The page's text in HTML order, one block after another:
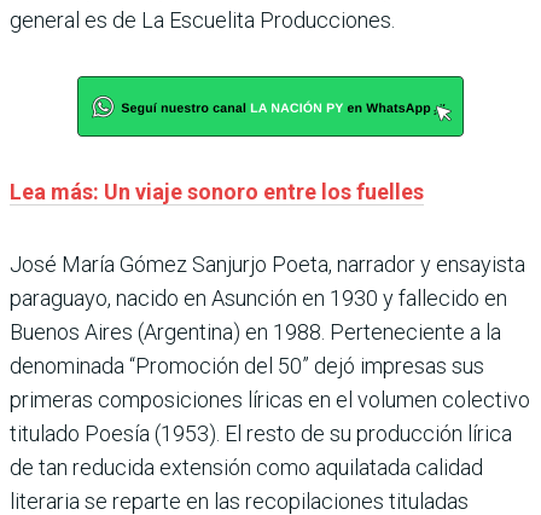
general es de La Escuelita Producciones.
Lea más: Un viaje sonoro entre los fuelles
José María Gómez Sanjurjo Poeta, narrador y ensayista
paraguayo, nacido en Asunción en 1930 y fallecido en
Buenos Aires (Argentina) en 1988. Perteneciente a la
denominada “Promoción del 50” dejó impresas sus
primeras composiciones líricas en el volumen colectivo
titulado Poesía (1953). El resto de su producción lírica
de tan reducida extensión como aquilatada calidad
literaria se reparte en las recopilaciones tituladas